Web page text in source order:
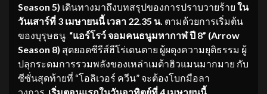
Season 5) เดินทางมาถึงบทสรุปของการปราบวายร้าย ใน
วันเสาร์ที่ 3 เมษายนนี้ เวลา 22.35 น. ตามด้วยการเริ่มต้น
ของบุรุษธนู “แอร์โรว์ จอมคนธนูมหากาฬ ปี 8” (Arrow
Season 8) สุดยอดซีรีส์ฮีโร่เดนตาย ผู้ผดุงความยุติธรรม ผู้
ปลุกระดมการรวมพลังของเหล่าเมต้าฮิวแมนมากมาย กับ
ซีซั่นสุดท้ายที่ “โอลิเวอร์ ควีน” จะต้องโบกมือลา
วงการ เริ่มตอนแรกในวันอาทิตย์ที่ 4 เมษายนนี้